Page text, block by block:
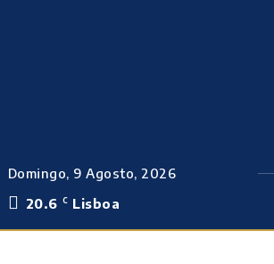
Domingo, 9 Agosto, 2026
20.6 C Lisboa